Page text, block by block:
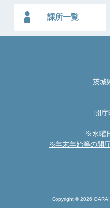
課所一覧
茨城
開
※水曜
※年末年始等の開
Copyright © 2026